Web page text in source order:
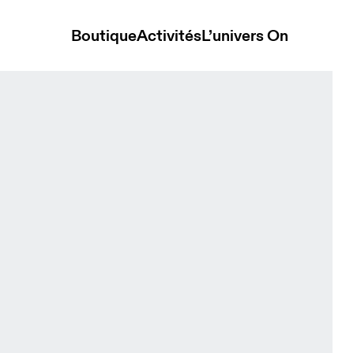
BoutiqueActivitésL’univers On